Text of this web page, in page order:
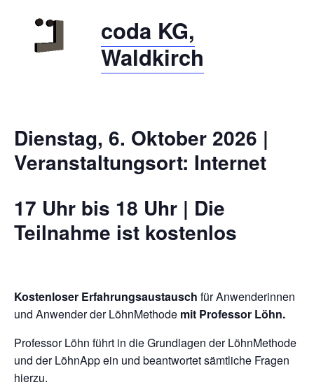
coda KG,
Waldkirch
Dienstag, 6. Oktober 2026 |
Veranstaltungsort: Internet
17 Uhr bis 18 Uhr | Die
Teilnahme ist kostenlos
Kostenloser Erfahrungsaustausch für Anwenderinnen
und Anwender der LöhnMethode mit Professor Löhn.
Professor Löhn führt in die Grundlagen der LöhnMethode
und der LöhnApp ein und beantwortet sämtliche Fragen
hierzu.